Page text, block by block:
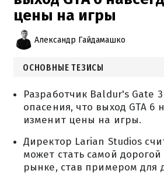
цены на игры
Александр Гайдамашко
ОСНОВНЫЕ ТЕЗИСЫ
Разработчик Baldur's Gate
опасения, что выход GTA 6
изменит цены на игры.
Директор Larian Studios
может стать самой дорогой
рынке, став примером для